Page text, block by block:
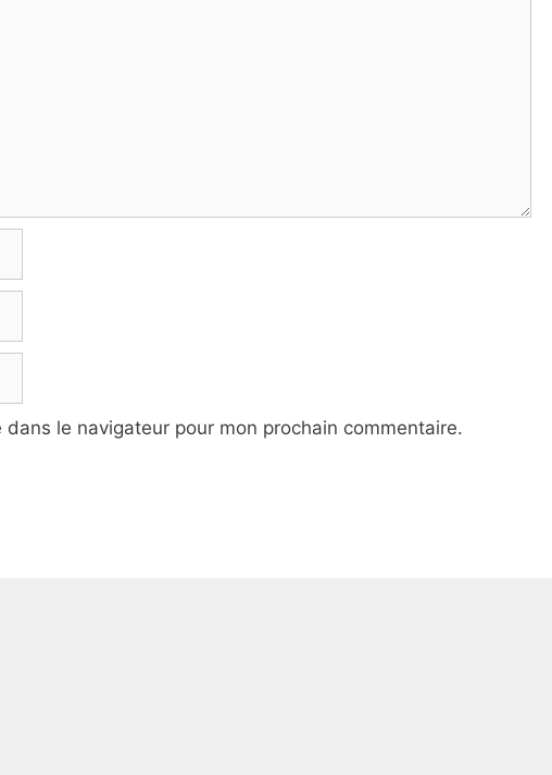
le navigateur pour mon prochain commentaire.